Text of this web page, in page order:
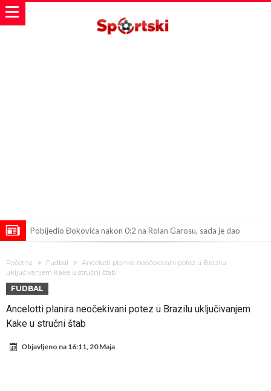
Pobijedio Đokovića nakon 0:2 na Rolan Garosu, sada je dao
daleko”
Koliko traži PSG i koji je Liverpulov “plafon” za Bredlija Barkolu?
Prva ponuda za Rafaela Leaa – odbijena!
Zašto je nepoznati italijanski petoligaš dobio nevjerovatan stadion
Početna Fudbal
Ancelotti planira neočekivani potez u Brazilu
uključivanjem Kake u stručni štab
FUDBAL
Ancelotti planira neočekivani potez u Brazilu uključivanjem
Kake u stručni štab
Objavljeno na 16:11, 20 Maja